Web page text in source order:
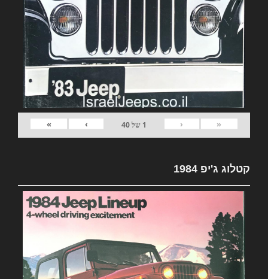
«
‹
1 של40
›
»
קטלוג ג'יפ 1984